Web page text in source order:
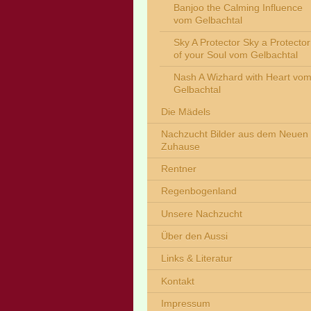
Banjoo the Calming Influence
vom Gelbachtal
Sky A Protector Sky a Protector
of your Soul vom Gelbachtal
Nash A Wizhard with Heart
Gelbachtal
Die Mädels
Nachzucht Bilder aus dem Neuen
Zuhause
Rentner
Regenbogenland
Unsere Nachzucht
Über den Aussi
Links & Literatur
Kontakt
Impressum